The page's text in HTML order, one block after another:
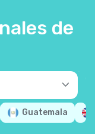
de
Guatemala